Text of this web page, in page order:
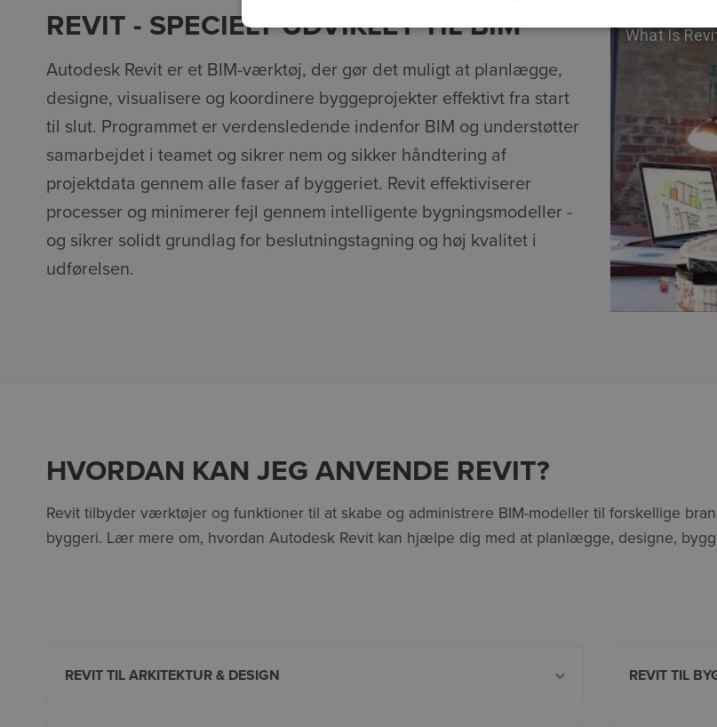
REVIT - SPECIELT UDVIKLET TIL BIM
Autodesk Revit er et BIM-værktøj, der gør det muligt at planlægge,
designe, visualisere og koordinere byggeprojekter effektivt fra start
til slut. Programmet er verdensledende indenfor BIM og understøtter
samarbejdet i teamet og sikrer nem og sikker håndtering af
projektdata gennem alle faser af byggeriet. Revit effektiviserer
processer og minimerer fejl gennem intelligente bygningsmodeller -
og sikrer solidt grundlag for beslutningstagning og høj kvalitet i
udførelsen.
What Is
HVORDAN KAN JEG ANVENDE REVIT?
Revit tilbyder værktøjer og funktioner til at skabe og administrere BIM-modeller til forskellige
byggeri. Lær mere om, hvordan Autodesk Revit kan hjælpe dig med at planlægge, designe,
REVIT TIL ARKITEKTUR & DESIGN REVIT TIL